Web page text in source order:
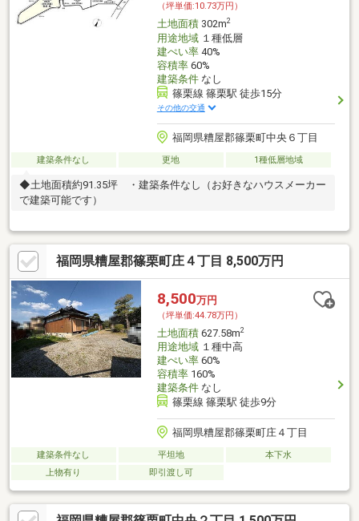
（坪単価:10.73万円）
土地面積302m2
用途地域１種低層
建ぺい率40%
容積率60%
建築条件なし
篠栗線 篠栗駅 徒歩15分
その他の交通
福岡県糟屋郡篠栗町中央６丁目
建築条件なし 更地 1種低層地域
◆土地面積約91.35坪 ・建築条件なし（お好きなハウスメーカー
で建築可能です）
福岡県糟屋郡篠栗町庄４丁目 8,500万円
8,500万円
（坪単価:44.78万円）
土地面積627.58m2
用途地域１種中高
建ぺい率60%
容積率160%
建築条件なし
篠栗線 篠栗駅 徒歩9分
福岡県糟屋郡篠栗町庄４丁目
建築条件なし 平坦地
本下水
上物有り
即引渡し可